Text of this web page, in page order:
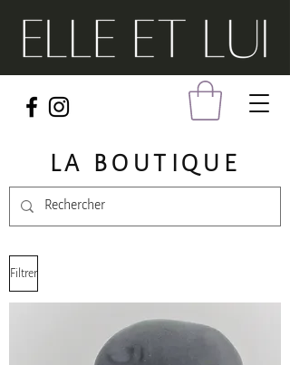
LA BOUTIQUE
Filtrer